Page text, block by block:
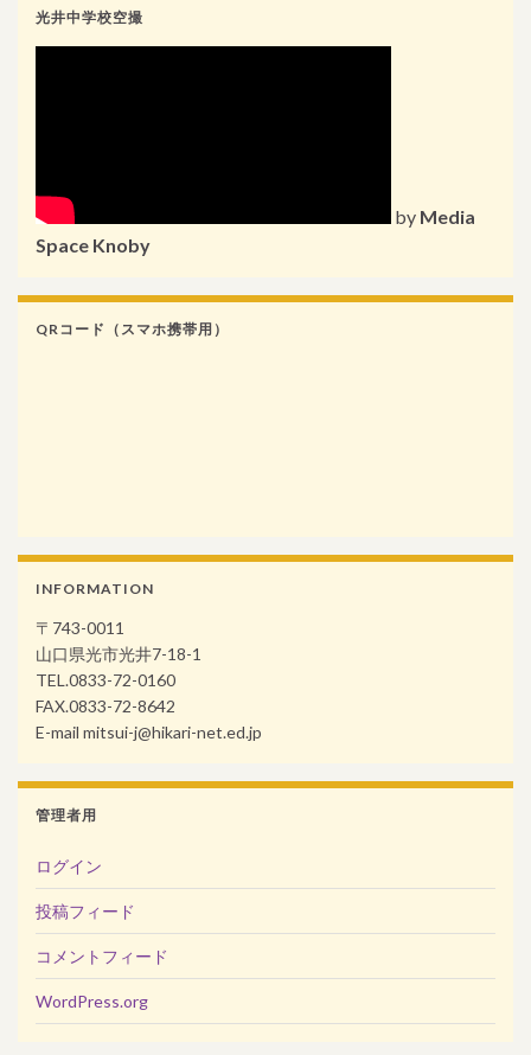
光井中学校空撮
by Media
Space Knoby
QRコード（スマホ携帯用）
INFORMATION
〒743-0011
山口県光市光井7-18-1
TEL.0833-72-0160
FAX.0833-72-8642
E-mail mitsui-j@hikari-net.ed.jp
管理者用
ログイン
投稿フィード
コメントフィード
WordPress.org